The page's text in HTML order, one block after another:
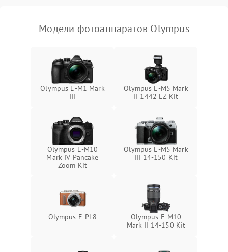
Модели фотоаппаратов Olympus
Olympus E‑M1 Mark
III
Olympus E‑M5 Mark
II 1442 EZ Kit
Olympus E-M10
Mark IV Pancake
Zoom Kit
Olympus E‑M5 Mark
III 14-150 Kit
Olympus E-PL8
Olympus E‑M10
Mark II 14-150 Kit